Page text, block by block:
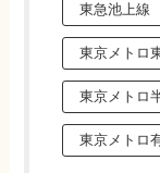
東急池上線
東京メトロ
東京メトロ
東京メトロ